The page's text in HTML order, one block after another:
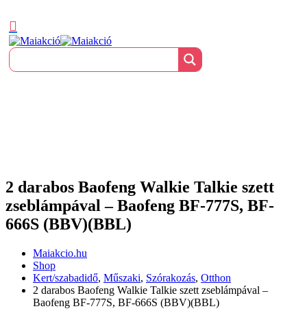
2 darabos Baofeng Walkie Talkie szett
zseblámpával – Baofeng BF-777S, BF-
666S (BBV)(BBL)
Maiakcio.hu
Shop
Kert/szabadidő, Műszaki, Szórakozás, Otthon
2 darabos Baofeng Walkie Talkie szett zseblámpával –
Baofeng BF-777S, BF-666S (BBV)(BBL)